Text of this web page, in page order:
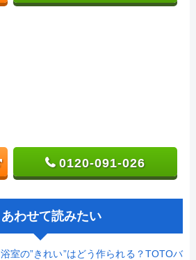
0120-091-026
あわせて読みたい
浴室の”きれい”はどう作られる？TOTOバ